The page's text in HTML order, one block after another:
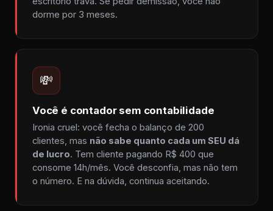
dorme por 3 meses.
💸
Você é contador sem contabilidade
Ironia cruel: você fecha o balanço de 200
clientes, mas não sabe quanto cada um SEU dá
de lucro. Tem cliente pagando R$ 400 que
consome 14h/mês. Você desconfia, mas não tem
o número. E na dúvida, continua aceitando.